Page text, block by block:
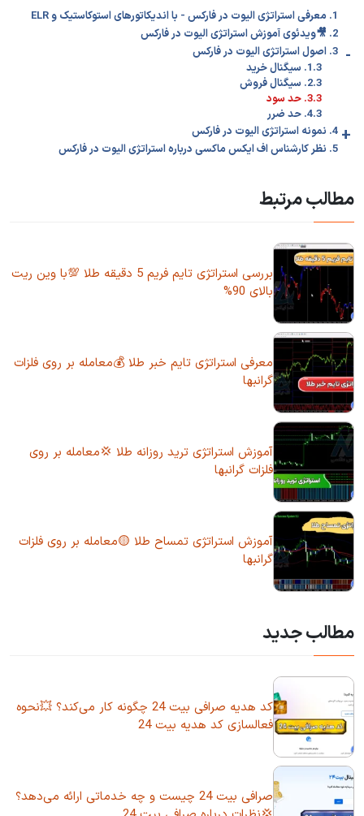
1. معرفی استراتژی الیوت در فارکس - با اندیکاتورهای استوکاستیک و ELR
2. 🎥ویدئوی آموزش استراتژی الیوت در فارکس
3. اصول استراتژی الیوت در فارکس -
1.3. سیگنال خرید
2.3. سیگنال فروش
3.3. حد سود
4.3. حد ضرر
4. نمونه استراتژی الیوت در فارکس +
5. نظر کارشناس اف ایکس ماکسی درباره استراتژی الیوت در فارکس
مطالب مرتبط
بررسی استراتژی تایم فریم 5 دقیقه طلا 💯با وین ریت
بالای 90%
معرفی استراتژی تایم خبر طلا 💰معامله بر روی فلزات
گرانبها
آموزش استراتژی ترید روزانه طلا 💢معامله بر روی
فلزات گرانبها
آموزش استراتژی تمساح طلا 🟡معامله بر روی فلزات
گرانبها
مطالب جدید
کد هدیه صرافی بیت 24 چگونه کار می‌کند؟ 💥نحوه
فعالسازی کد هدیه بیت 24
صرافی بیت 24 چیست و چه خدماتی ارائه می‌دهد؟